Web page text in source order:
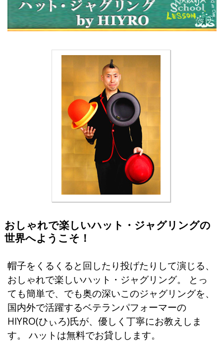
おしゃれで楽しいハット・ジャグリングの
世界へようこそ！
帽子をくるくると回したり投げたりして演じる、
おしゃれで楽しいハット・ジャグリング。 とっ
ても簡単で、でも奥の深いこのジャグリングを、
国内外で活躍するベテランパフォーマーの
HIYRO(ひぃろ)氏が、優しく丁寧にお教えしま
す。 ハットは無料でお貸しします。